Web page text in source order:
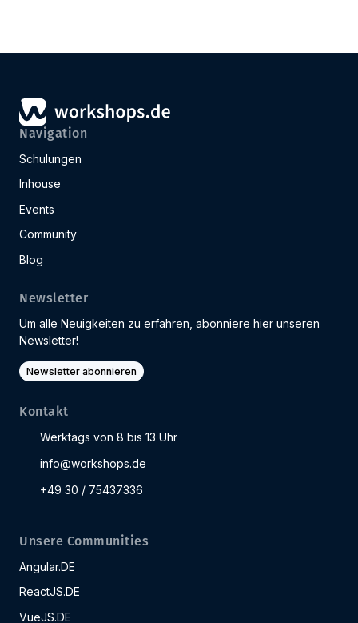
Navigation
Schulungen
Inhouse
Events
Community
Blog
Newsletter
Um alle Neuigkeiten zu erfahren, abonniere hier unseren
Newsletter!
Newsletter abonnieren
Kontakt
Werktags von 8 bis 13 Uhr
info@workshops.de
+49 30 / 75437336
Unsere Communities
Angular.DE
ReactJS.DE
VueJS.DE